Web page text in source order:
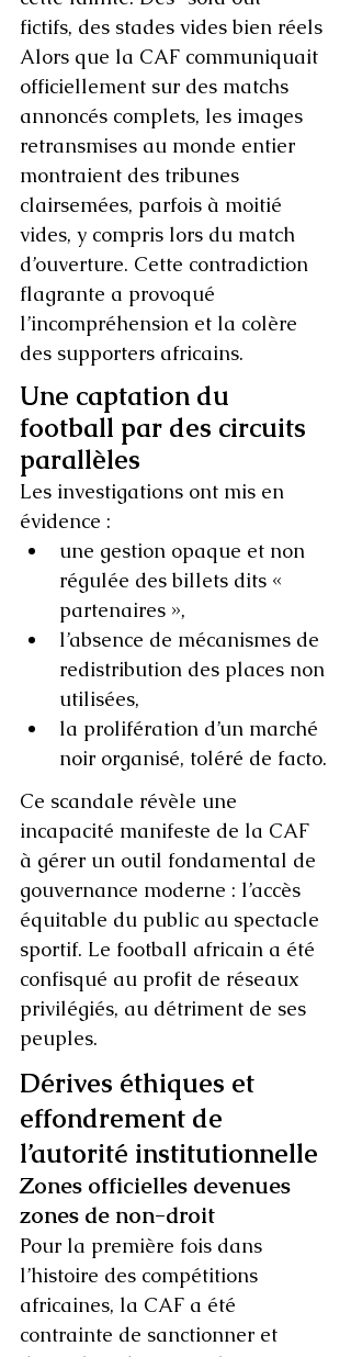
fictifs, des stades vides bien réels
Alors que la CAF communiquait
officiellement sur des matchs
annoncés complets, les images
retransmises au monde entier
montraient des tribunes
clairsemées, parfois à moitié
vides, y compris lors du match
d’ouverture. Cette contradiction
flagrante a provoqué
l’incompréhension et la colère
des supporters africains.
Une captation du
football par des circuits
parallèles
Les investigations ont mis en
évidence :
une gestion opaque et non
régulée des billets dits «
partenaires »,
l’absence de mécanismes de
redistribution des places non
utilisées,
la prolifération d’un marché
noir organisé, toléré de facto.
Ce scandale révèle une
incapacité manifeste de la CAF
à gérer un outil fondamental de
gouvernance moderne : l’accès
équitable du public au spectacle
sportif. Le football africain a été
confisqué au profit de réseaux
privilégiés, au détriment de ses
peuples.
Dérives éthiques et
effondrement de
l’autorité institutionnelle
Zones officielles devenues
zones de non-droit
Pour la première fois dans
l’histoire des compétitions
africaines, la CAF a été
contrainte de sanctionner et